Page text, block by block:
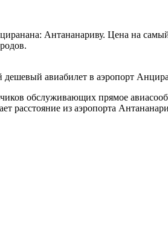
Антананариву. Цена на
авиабилет в аэропорт
обслуживающих прямое
из аэропорта